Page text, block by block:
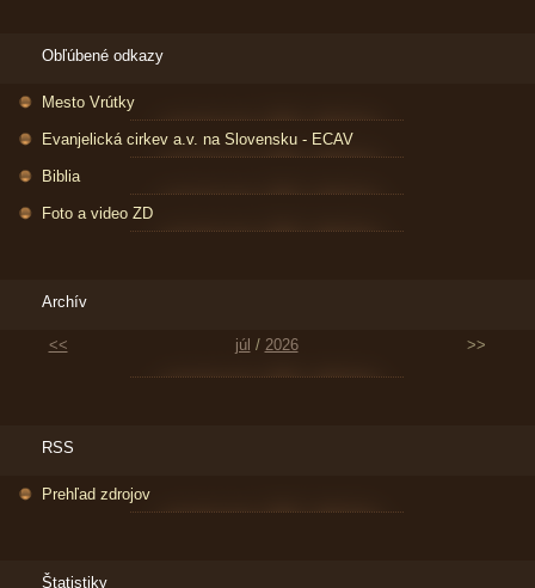
Obľúbené odkazy
Mesto Vrútky
Evanjelická cirkev a.v. na Slovensku - ECAV
Biblia
Foto a video ZD
Archív
<< júl / 2026 >>
RSS
Prehľad zdrojov
Štatistiky